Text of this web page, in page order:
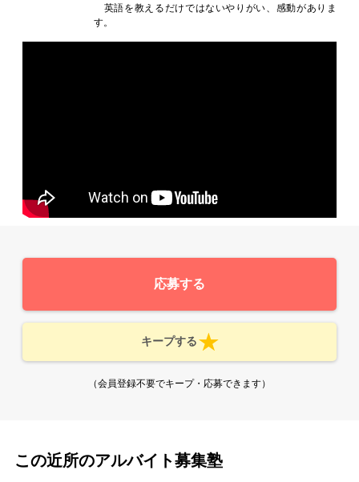
英語を教えるだけではないやりがい、感動がありま
す。
応募する
キープする
（会員登録不要でキープ・応募できます）
この近所のアルバイト募集塾